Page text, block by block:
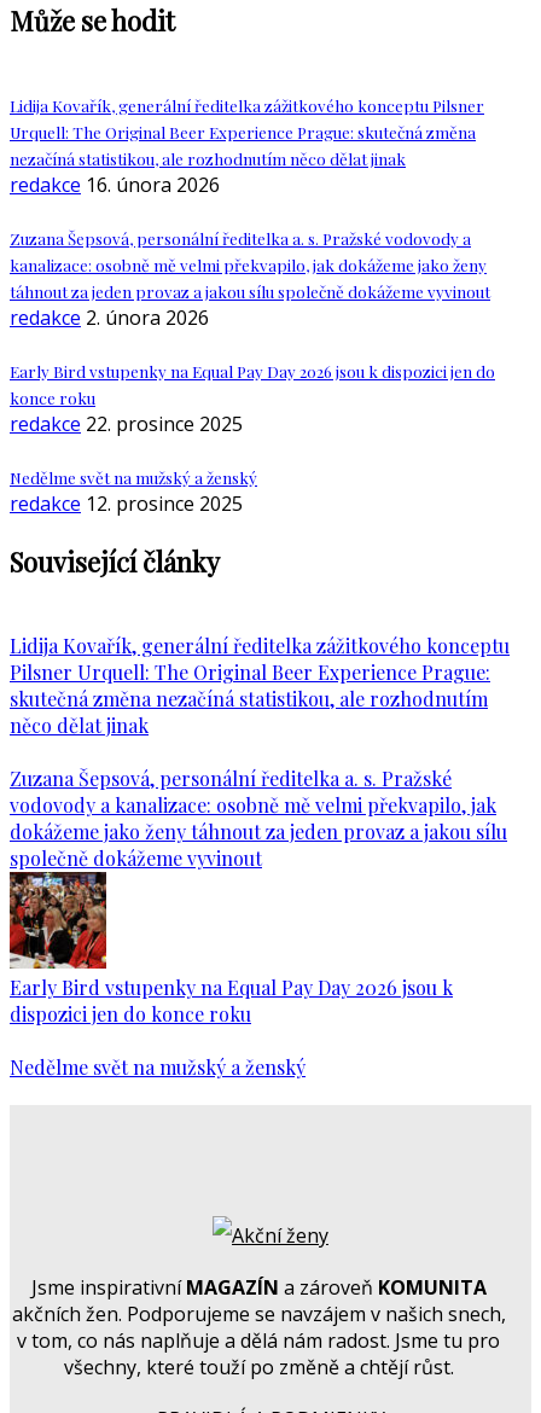
Může se hodit
Lidija Kovařík, generální ředitelka zážitkového konceptu Pilsner
Urquell: The Original Beer Experience Prague: skutečná změna
nezačíná statistikou, ale rozhodnutím něco dělat jinak
redakce 16. února 2026
Zuzana Šepsová, personální ředitelka a. s. Pražské vodovody a
kanalizace: osobně mě velmi překvapilo, jak dokážeme jako ženy
táhnout za jeden provaz a jakou sílu společně dokážeme vyvinout
redakce 2. února 2026
Early Bird vstupenky na Equal Pay Day 2026 jsou k dispozici jen do
konce roku
redakce 22. prosince 2025
Nedělme svět na mužský a ženský
redakce 12. prosince 2025
Související články
Lidija Kovařík, generální ředitelka zážitkového konceptu
Pilsner Urquell: The Original Beer Experience Prague:
skutečná změna nezačíná statistikou, ale rozhodnutím
něco dělat jinak
Zuzana Šepsová, personální ředitelka a. s. Pražské
vodovody a kanalizace: osobně mě velmi překvapilo, jak
dokážeme jako ženy táhnout za jeden provaz a jakou sílu
společně dokážeme vyvinout
Early Bird vstupenky na Equal Pay Day 2026 jsou k
dispozici jen do konce roku
Nedělme svět na mužský a ženský
Jsme inspirativníMAGAZÍN a zároveň KOMUNITA
akčních žen. Podporujeme se navzájem v našich snech,
v tom, co nás naplňuje a dělá nám radost. Jsme tu pro
všechny, které touží po změně a chtějí růst.